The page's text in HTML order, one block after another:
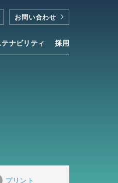
ナビリティ 採用
お問い合わせ
プリント